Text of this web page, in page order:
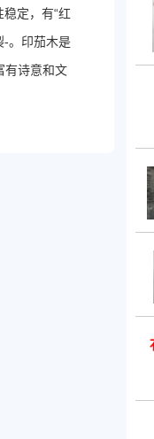
定，有“红
-。印茄木是
有诗意和文